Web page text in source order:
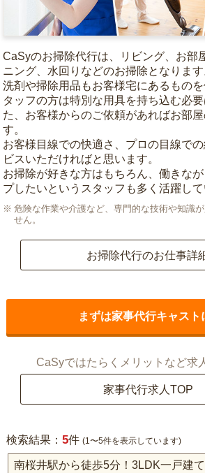
CaSyのお掃除代行は、リビング、お部
ニング、水回りなどのお掃除となります
洗剤や掃除用品もお客様宅にあるもの
タッフの方は特別な用具を持ち込む必
た、お客様からのご依頼があればお部
す。
お客様目線での快適さ、プロの目線で
ビスいただければと思います。
お掃除が好きな方はもちろん、働きな
プしたいというスタッフも多く活躍して
危険な作業や介護など、専門的な技術や知識
せん。
お掃除代行のお仕事詳
まずは家事代行キャスト
CaSyではたらくメリットなど求
家事代行求人TOP
検索結果： 5件 (1〜5件を表示しています)
南桜井駅から徒歩5分！3LDK一戸建